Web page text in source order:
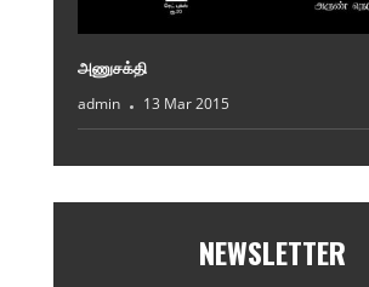
அணுசக்தி
admin 13 Mar 2015
NEWSLETTER